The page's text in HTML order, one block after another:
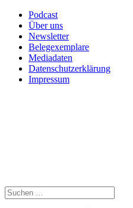
Podcast
Über uns
Newsletter
Belegexemplare
Mediadaten
Datenschutzerklärung
Impressum